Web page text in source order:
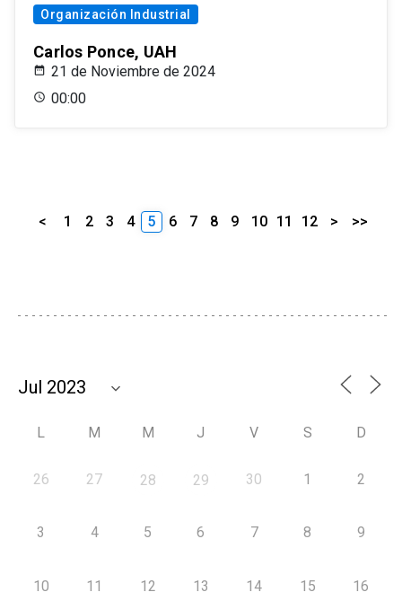
Organización Industrial
Carlos Ponce, UAH
21 de Noviembre de 2024
00:00
< 1 2 3 4 5 6 7 8 9 10 11 12 > >>
L M M J V S D
26 27 28 29 30 1 2
3 4 5 6 7 8 9
10 11 12 13 14 15 16